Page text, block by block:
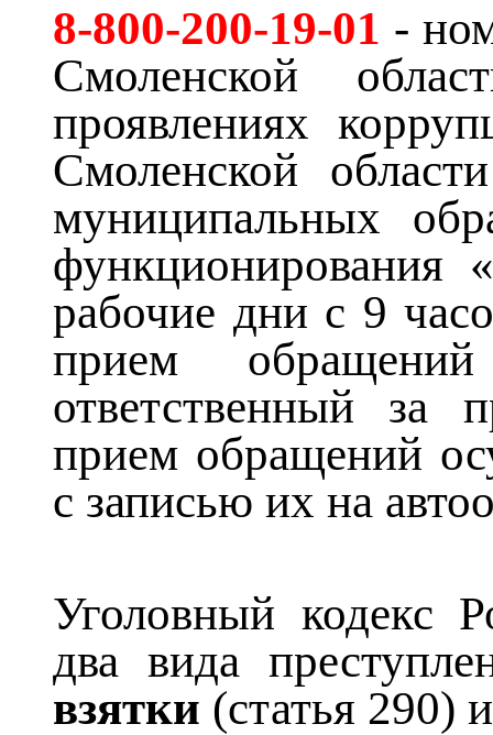
8-800-200-19-01 -
Смоленской
проявлениях
Смоленской
муниципальных
функционирования
рабочие дни с 9
прием обращений
ответственный за
прием обращений
с записью их на
Уголовный кодекс
два вида
взятки (статья 290)